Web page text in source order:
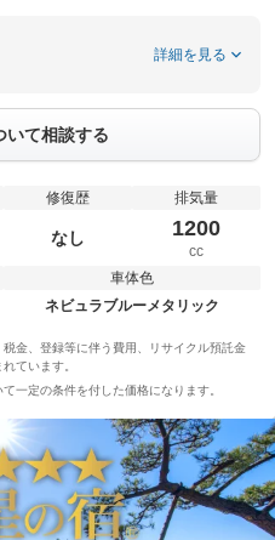
詳細を見る
いて相談する
修復歴
なし
排気量
1200
cc
車体色
ネビュラブルーメタリック
金、登録等に伴う費用、リサイクル預託金
ています。
一定の条件を付した価格になります。